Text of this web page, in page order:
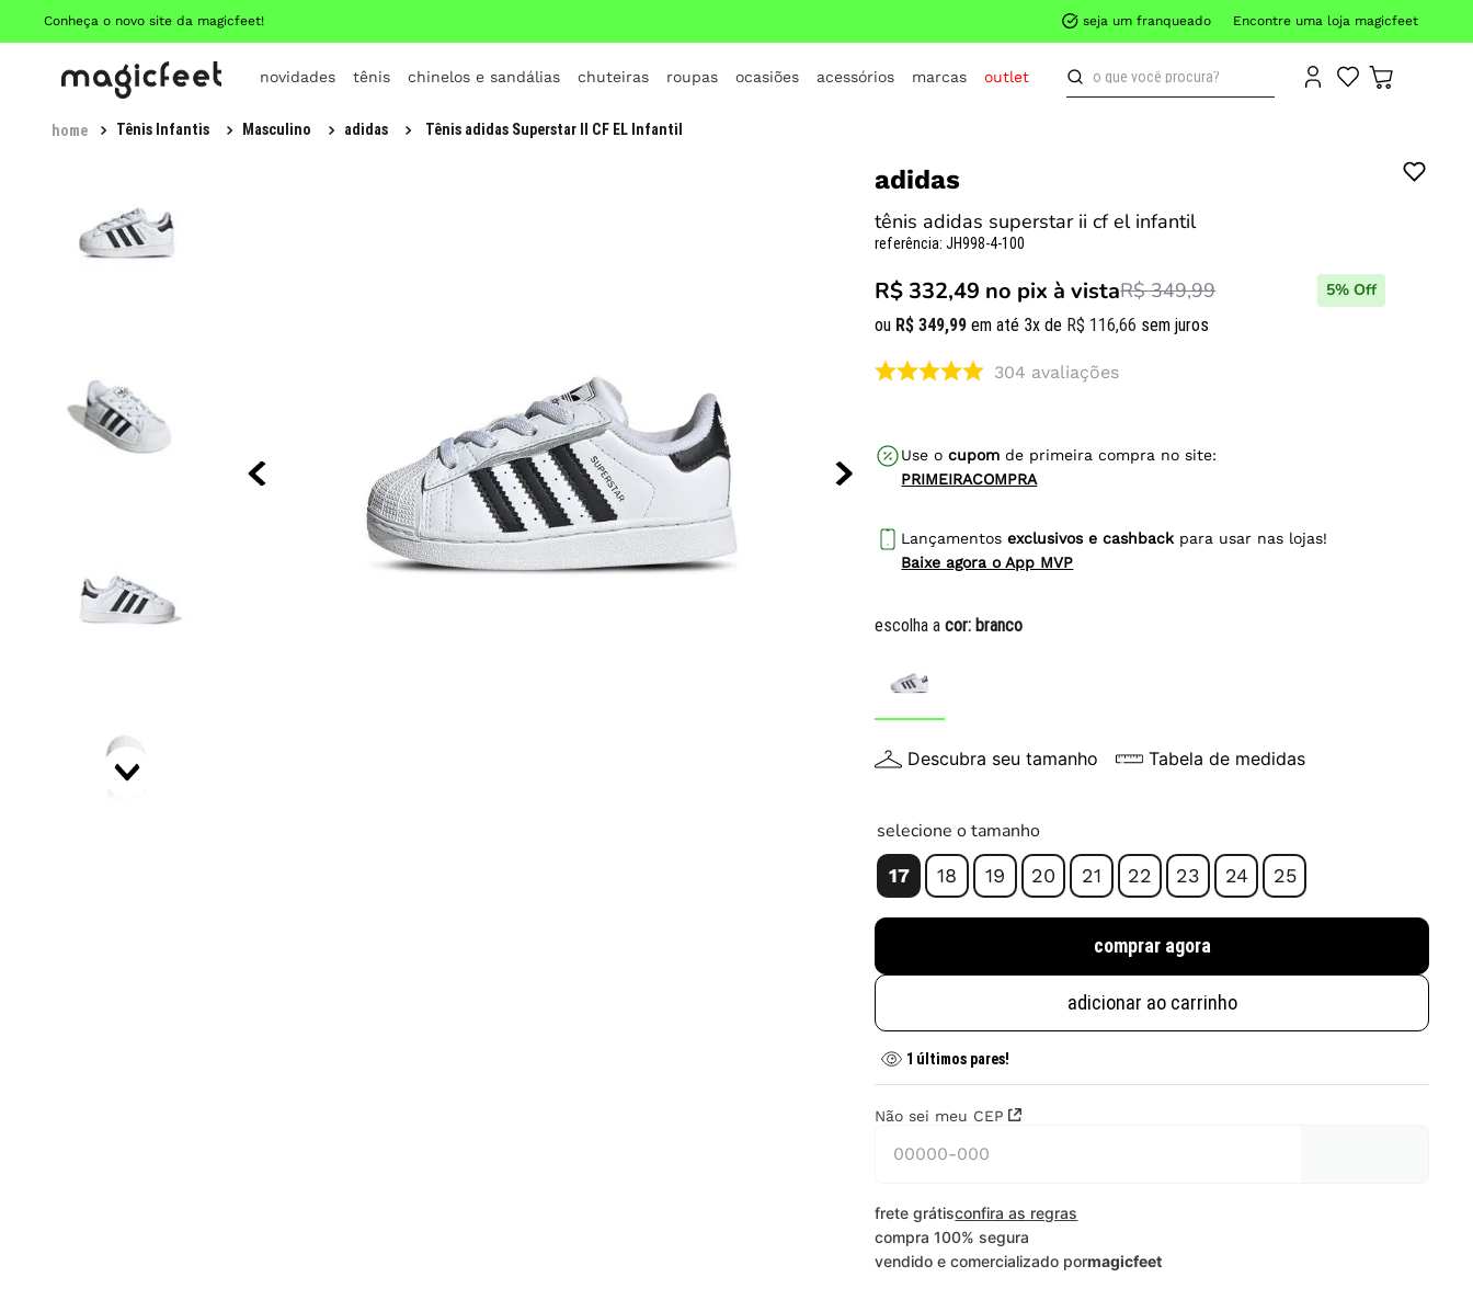
Conheça o novo site da magicfeet! seja um franqueado Encontre uma loja magicfeet
novidades tênis chinelos e sandálias chuteiras roupas ocasiões acessórios marcas outlet
o que você procura?
Tênis Infantis Masculino adidas Tênis adidas Superstar II CF EL Infantil
adidas
tênis adidas superstar ii cf el infantil
referência:JH998-4-100
R$ 332,49 no pix à vistaR$ 349,99 5% Off
ou R$ 349,99 em até 3x de R$ 116,66 sem juros
304 avaliações
Use ocupom de primeira compra no site:
PRIMEIRACOMPRA
Lançamentosexclusivos e cashback para usar nas lojas!
Baixe agora o App MVP
escolha acor: branco
Descubra seu tamanho Tabela de medidas
selecione o tamanho
17 18 19 20 21 22 23 24 25
comprar agora
adicionar ao carrinho
1 últimos pares!
Não sei meu CEP
frete grátisconfira as regras
compra 100% segura
vendido e comercializado pormagicfeet
TERMOS MAIS BUSCADOS
vans
8º
all star
9º
new balance
10º chuteira